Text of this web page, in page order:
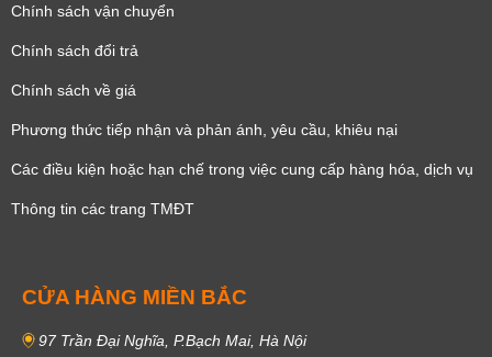
Chính sách vận chuyển
Chính sách đổi trả
Chính sách về giá
Phương thức tiếp nhận và phản ánh, yêu cầu, khiêu nại
Các điều kiện hoặc hạn chế trong việc cung cấp hàng hóa, dịch vụ
Thông tin các trang TMĐT
CỬA HÀNG MIỀN BẮC
97 Trần Đại Nghĩa, P.Bạch Mai, Hà Nội